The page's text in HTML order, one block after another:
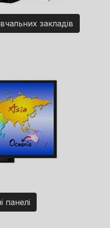
закладів
панелі